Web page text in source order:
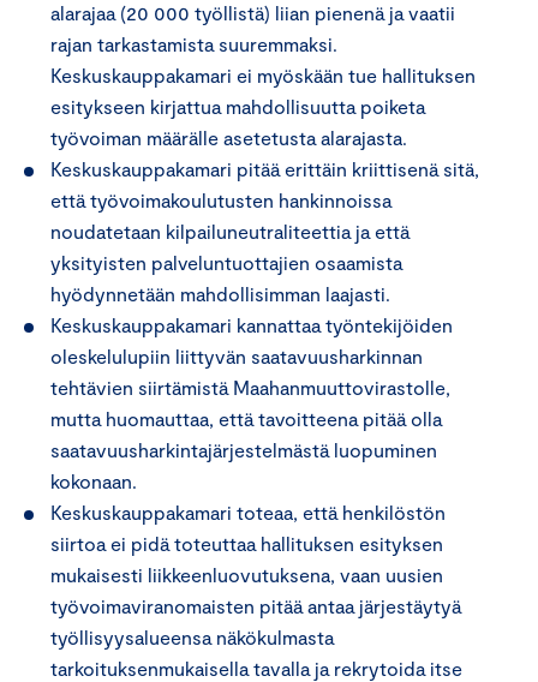
alarajaa (20 000 työllistä) liian pienenä ja vaatii
rajan tarkastamista suuremmaksi.
Keskuskauppakamari ei myöskään tue hallituksen
esitykseen kirjattua mahdollisuutta poiketa
työvoiman määrälle asetetusta alarajasta.
Keskuskauppakamari pitää erittäin kriittisenä sitä,
että työvoimakoulutusten hankinnoissa
noudatetaan kilpailuneutraliteettia ja että
yksityisten palveluntuottajien osaamista
hyödynnetään mahdollisimman laajasti.
Keskuskauppakamari kannattaa työntekijöiden
oleskelulupiin liittyvän saatavuusharkinnan
tehtävien siirtämistä Maahanmuuttovirastolle,
mutta huomauttaa, että tavoitteena pitää olla
saatavuusharkintajärjestelmästä luopuminen
kokonaan.
Keskuskauppakamari toteaa, että henkilöstön
siirtoa ei pidä toteuttaa hallituksen esityksen
mukaisesti liikkeenluovutuksena, vaan uusien
työvoimaviranomaisten pitää antaa järjestäytyä
työllisyysalueensa näkökulmasta
tarkoituksenmukaisella tavalla ja rekrytoida itse